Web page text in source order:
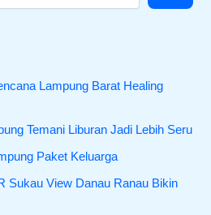
Lampung Barat Healing
Temani Liburan Jadi Lebih Seru
Paket Keluarga
Sukau View Danau Ranau Bikin